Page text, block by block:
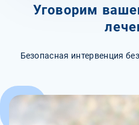
Уговорим
Безопасная интервенция